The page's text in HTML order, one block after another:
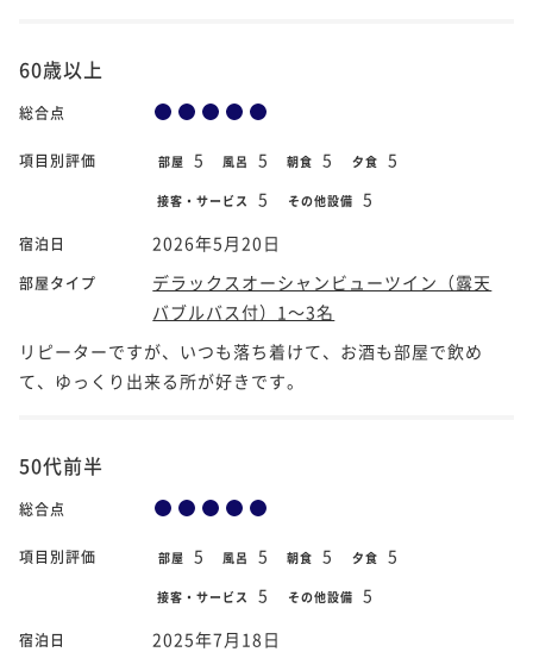
60歳以上
総合点
項目別評価 部屋 5 風呂 5 朝食 5 夕食 5
接客・サービス 5 その他設備 5
宿泊日 2026年5月20日
部屋タイプ
デラックスオーシャンビューツイン（露天
バブルバス付）1～3名
リピーターですが、いつも落ち着けて、お酒も部屋で飲め
て、ゆっくり出来る所が好きです。
50代前半
総合点
項目別評価 部屋 5 風呂 5 朝食 5 夕食 5
接客・サービス 5 その他設備 5
宿泊日 2025年7月18日